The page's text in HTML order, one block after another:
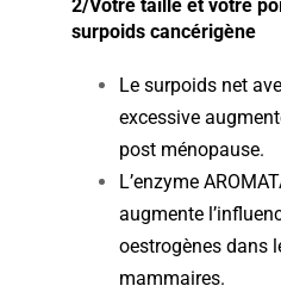
2/Votre taille et votre
surpoids cancérigène
Le surpoids net
excessive
post ménopause.
L’enzyme
augmente
oestrogènes dans
mammaires.